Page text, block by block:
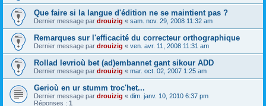
Que faire si la langue d'édition ne se maintient pas ?
Dernier message par drouizig « sam. nov. 29, 2008 11:32 am
Remarques sur l'efficacité du correcteur orthographique
Dernier message par drouizig « ven. avr. 11, 2008 11:31 am
Rollad levrioù bet (ad)embannet gant sikour ADD
Dernier message par drouizig « mar. oct. 02, 2007 1:25 am
Gerioù en ur stumm troc'het...
Dernier message par drouizig « dim. janv. 10, 2010 6:37 pm
Réponses : 1